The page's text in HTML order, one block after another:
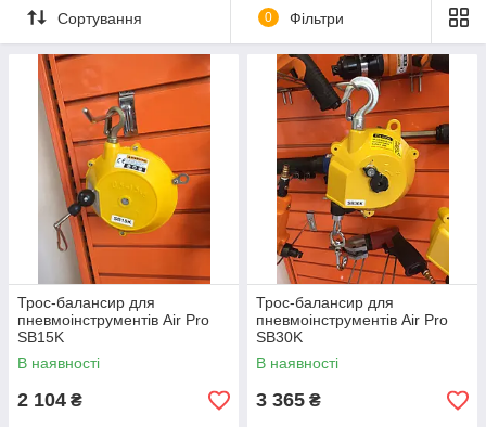
Сортування 0 Фільтри
Трос-балансир для
пневмоінструментів Air Pro
SB15K
В наявності
2 104 ₴
Трос-балансир для
пневмоінструментів Air Pro
SB30K
В наявності
3 365 ₴